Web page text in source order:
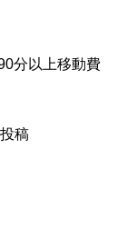
分以上移動費
稿